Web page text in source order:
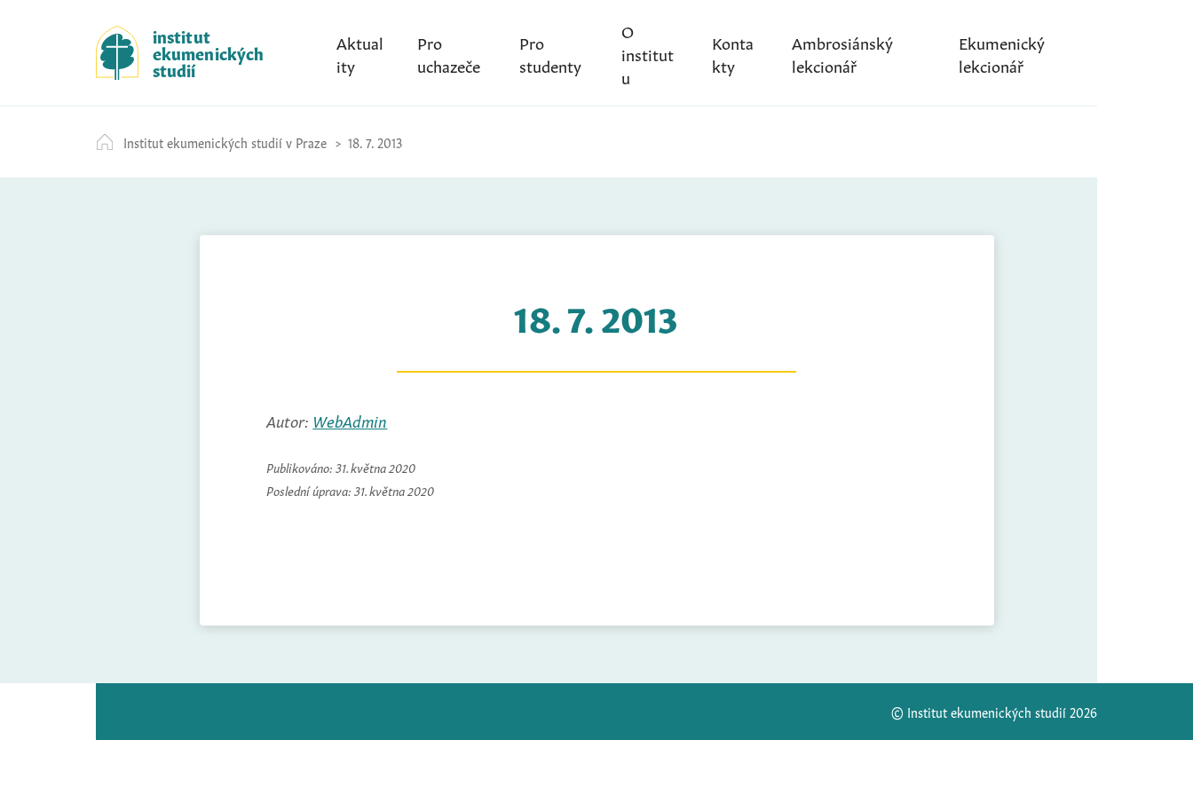
k
i
p
t
c
o
institut
ekumenických
studií
Aktual
ity
Pro
uchazeče
Pro
studenty
O
institut
u
Konta
kty
Ambrosiánský
lekcionář
Ekumenický
lekcionář
Institut ekumenických studií v Praze 18. 7. 2013
18. 7. 2013
Autor: WebAdmin
Publikováno: 31. května 2020
Poslední úprava: 31. května 2020
© Institut ekumenických studií 2026